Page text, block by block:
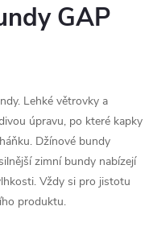
GAP
Lehké větrovky a
úpravu, po které kapky
Džínové bundy
zimní bundy nabízejí
Vždy si pro jistotu
produktu.